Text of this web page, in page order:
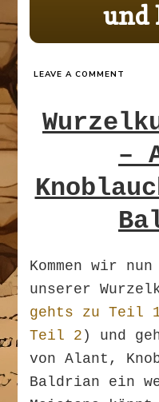
und
LEAVE A COMMENT
3
–
ALANT,
–
Kommen wir
unserer
gehts zu Teil
Teil 2 ) und
von Alant,
Baldrian ein